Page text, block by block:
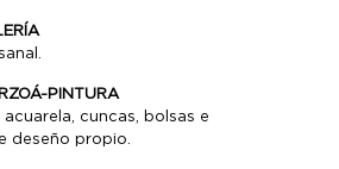
PINTURA
cuncas, bolsas e
deseño propio.